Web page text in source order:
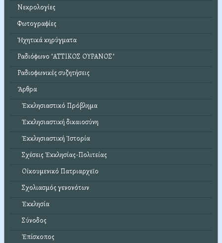
Νεκρολογίες
Φωτογραφίες
Ἠχητικά κηρύγματα
Ραδιόφωνο "ΑΤΤΙΚΟΣ ΟΥΡΑΝΟΣ"
Ραδιοφωνικές συζητήσεις
Ἄρθρα
Ἐκκλησιαστικό Πρόβλημα
Ἐκκλησιαστική δικαιοσύνη
Ἐκκλησιαστική Ἱστορία
Σχέσεις Ἐκκλησίας-Πολιτείας
Οἰκουμενικό Πατριαρχεῖο
Σχολιασμός γενονότων
Ἐκκλησία
Σύνοδος
Ἐπίσκοπος